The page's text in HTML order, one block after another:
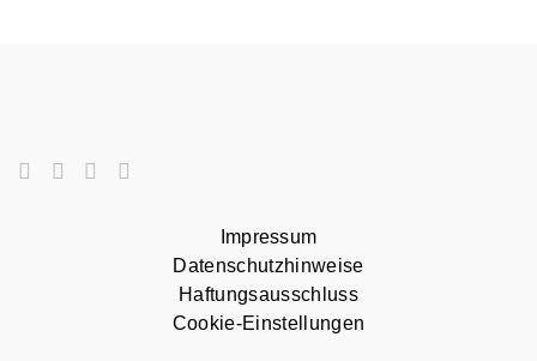
Impressum
Datenschutzhinweise
Haftungsausschluss
Cookie-Einstellungen